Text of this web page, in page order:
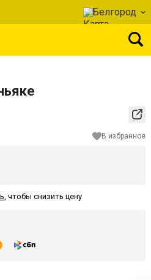
Белгород
В избранное
, чтобы снизить цену